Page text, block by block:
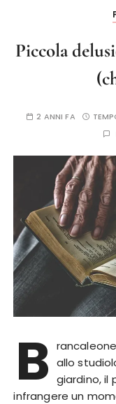
Piccola
2 ANNI FA
B allo
giardino, il
infrangere un